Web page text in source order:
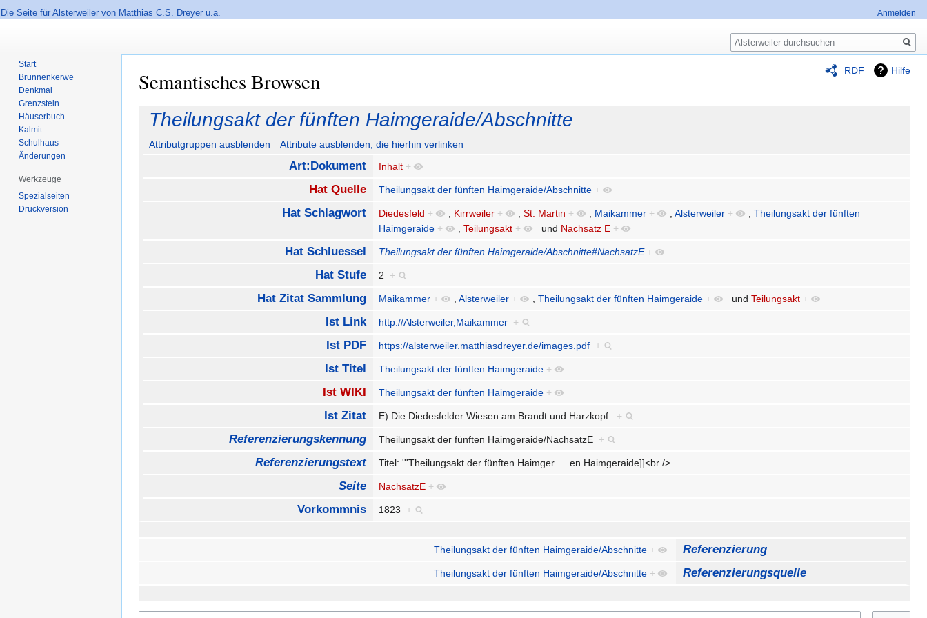
Die Seite für Alsterweiler von Matthias C.S. Dreyer u.a.
RDF Hilfe
Semantisches Browsen
Zur
Navigation
springen
Zur
Suche
springen
Theilungsakt der fünften Haimgeraide/Abschnitte
Attributgruppen ausblenden Attribute ausblenden, die hierhin verlinken
Art:Dokument Inhalt +
Hat Quelle Theilungsakt der fünften Haimgeraide/Abschnitte +
Hat Schlagwort Diedesfeld + , Kirrweiler + ,St. Martin + , Maikammer + ,Alsterweiler + ,Theilungsakt der fünften
Haimgeraide + ,Teilungsakt + und Nachsatz E +
Hat Schluessel Theilungsakt der fünften Haimgeraide/Abschnitte#NachsatzE +
Hat Stufe 2 +
Hat Zitat Sammlung Maikammer + ,Alsterweiler + ,Theilungsakt der fünften Haimgeraide + undTeilungsakt +
Ist Link http://Alsterweiler,Maikammer +
Ist PDF https://alsterweiler.matthiasdreyer.de/images.pdf +
Ist Titel Theilungsakt der fünften Haimgeraide +
Ist WIKI Theilungsakt der fünften Haimgeraide +
Ist Zitat E) Die Diedesfelder Wiesen am Brandt und Harzkopf. +
Referenzierungskennung Theilungsakt der fünften Haimgeraide/NachsatzE +
Referenzierungstext Titel: '''Theilungsakt der fünften Haimger …en Haimgeraide]]<br />
Seite NachsatzE +
Vorkommnis 1823 +
Theilungsakt der fünften Haimgeraide/Abschnitte + Referenzierung
Theilungsakt der fünften Haimgeraide/Abschnitte + Referenzierungsquelle
Anmelden
Suche
Start
Brunnenkerwe
Denkmal
Grenzstein
Häuserbuch
Kalmit
Schulhaus
Änderungen
Werkzeuge
Spezialseiten
Druckversion